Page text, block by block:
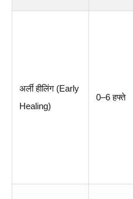
अर्ली हीलिंग (Early
Healing)
0–6 हफ्ते